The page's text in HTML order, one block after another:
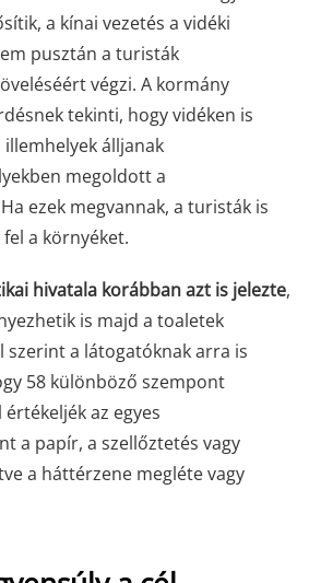
a kínai vezetés a vidéki
pusztán a turisták
végzi. A kormány
tekinti, hogy vidéken is
álljanak
megoldott a
ezek megvannak, a turisták is
a környéket.
hivatala korábban azt is jelezte,
is majd a toaletek
szerint a látogatóknak arra is
58 különböző szempont
az egyes
a papír, a szellőztetés vagy
a háttérzene megléte vagy